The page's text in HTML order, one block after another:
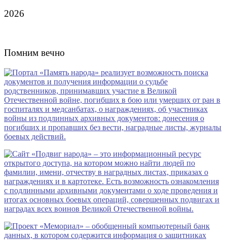
2026
Помним вечно